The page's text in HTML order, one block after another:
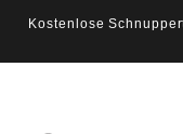
Kostenlose